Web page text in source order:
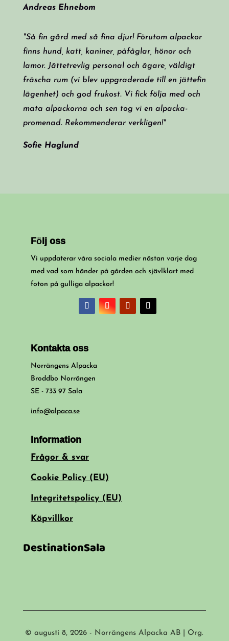
Andreas Ehnebom
"Så fin gård med så fina djur! Förutom alpackor
finns hund, katt, kaniner, påfåglar, hönor och
lamor. Jättetrevlig personal och ägare, väldigt
fräscha rum (vi blev uppgraderade till en jättefin
lägenhet) och god frukost. Vi fick följa med och
mata alpackorna och sen tog vi en alpacka-
promenad. Rekommenderar verkligen!"
Sofie Haglund
Följ oss
Vi uppdaterar våra sociala medier nästan varje dag
med vad som händer på gården och sjävlklart med
foton på gulliga alpackor!
Kontakta oss
Norrängens Alpacka
Broddbo Norrängen
SE - 733 97 Sala
info@alpaca.se
Information
Frågor & svar
Cookie Policy (EU)
Integritetspolicy (EU)
Köpvillkor
DestinationSala
© augusti 8, 2026 - Norrängens Alpacka AB | Org.